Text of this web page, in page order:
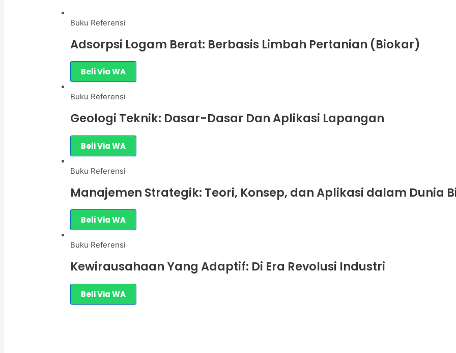
Buku Referensi
Adsorpsi Logam Berat: Berbasis Limbah Pertanian (Biokar)
Beli Via WA
Buku Referensi
Geologi Teknik: Dasar-Dasar Dan Aplikasi Lapangan
Beli Via WA
Buku Referensi
Manajemen Strategik: Teori, Konsep, dan Aplikasi dalam Dunia
Beli Via WA
Buku Referensi
Kewirausahaan Yang Adaptif: Di Era Revolusi Industri
Beli Via WA